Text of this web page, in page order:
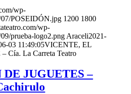
wp-
07/POSEIDÓN.jpg 1200 1800
wp-
prueba-logo2.png Araceli2021-
03 11:49:05VICENTE, EL
Cía. La Carreta Teatro
JUGUETES –